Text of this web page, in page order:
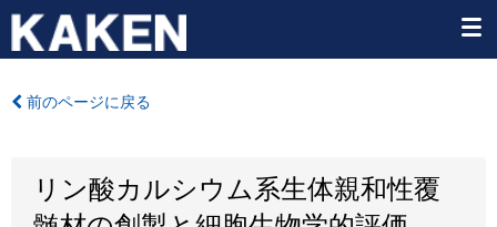
前のページに戻る
リン酸カルシウム系生体親和性覆